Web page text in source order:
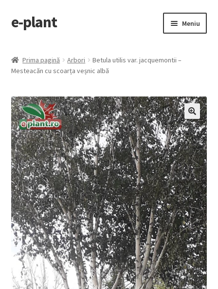
Sari
la
Sari
la
e-plant Meniu
Categorii produse
copil
Contact
Checkout
Prima pagină Arbori
Betula utilis var. jacquemontii –
Mesteacăn cu scoarța veșnic albă
🔍